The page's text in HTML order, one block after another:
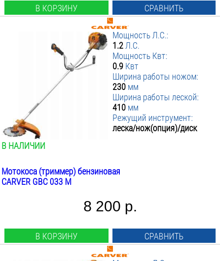
В КОРЗИНУ СРАВНИТЬ
Мощность Л.С.:
1.2 Л.С.
Мощность Квт:
0.9 Квт
Ширина работы ножом:
230 мм
Ширина работы леской:
410 мм
Режущий инструмент:
леска/нож(опция)/диск
В НАЛИЧИИ
Мотокоса (триммер) бензиновая
CARVER GBC 033 M
8 200 р.
В КОРЗИНУ СРАВНИТЬ